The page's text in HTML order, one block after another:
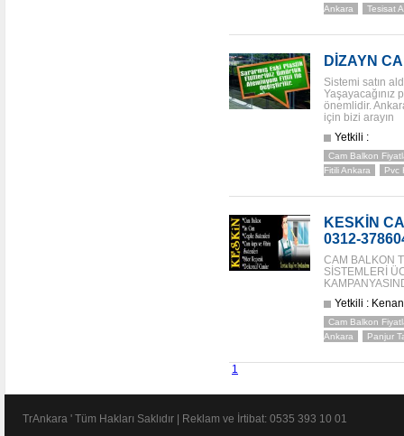
Ankara
Tesisat
DİZAYN
Sistemi satın
Yaşayacağınız
önemlidir.
için bizi arayın
Yetkili :
Cam Balkon
Fitili Ankara
Pvc
KESKİN
0312-
CAM BALKON
SİSTEMLERİ
Yetkili :
Cam Balkon
Ankara
Panjur
1
TrAnkara ' Tüm Hakları Saklıdır | Reklam ve İrtibat: 0535 393 10 01